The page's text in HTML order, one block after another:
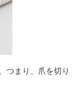
つまり、爪を切り